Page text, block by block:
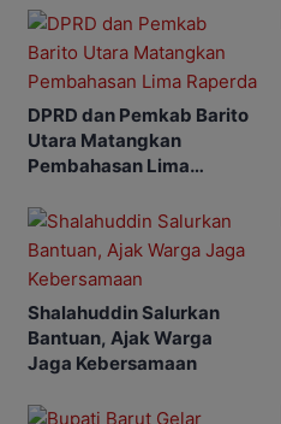
DPRD dan Pemkab Barito
Utara Matangkan
Pembahasan Lima
Shalahuddin Salurkan
Bantuan, Ajak Warga
Jaga Kebersamaan